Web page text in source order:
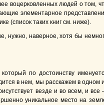
воцерковленных людей о том,
элементарное
(список таких книг см. ниже).
нужно, наверное, хотя бы
по достоинству
в нем, мы расскажем в одном
везде и во всем, и все
уникальное место на